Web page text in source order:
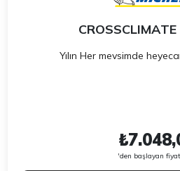
Yılın Her mevsimde
'den başlayan